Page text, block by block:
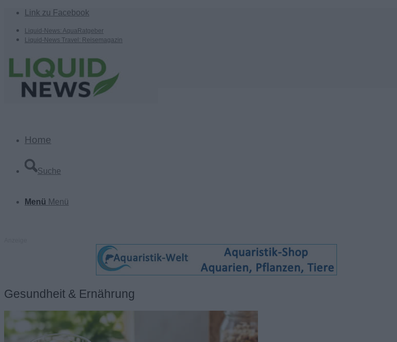
Link zu Facebook
Liquid-News: AquaRatgeber
Liquid-News Travel: Reisemagazin
Home
Suche
Menü Menü
Gesundheit & Ernährung